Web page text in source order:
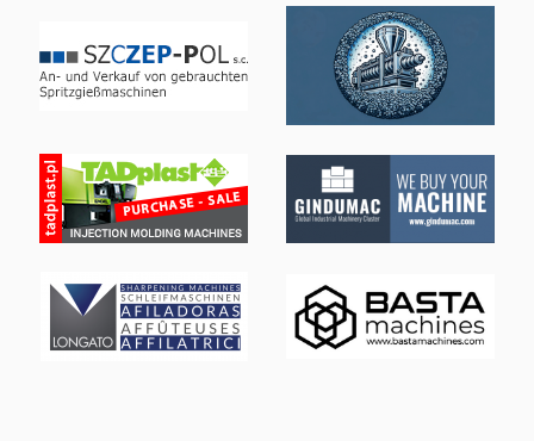
Máquina De Soldadura Automática
Máquina De Soldadura De Electrodo
Máquina De Soldadura De Malla
Máquina De Soldadura De Proyección
Máquina De Tallado
Máquina De Trabajo De Metal